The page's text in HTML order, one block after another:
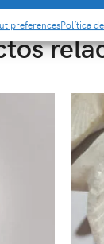
preferencesPolítica